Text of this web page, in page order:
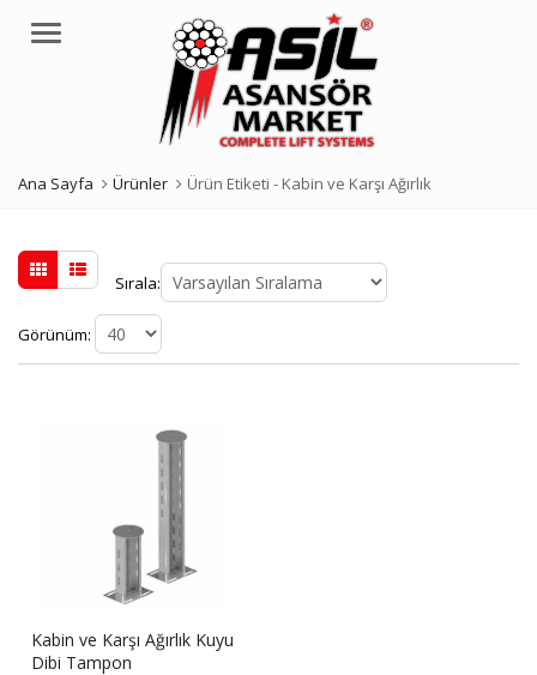
Menü
Ana Sayfa Ürünler Ürün Etiketi - Kabin ve Karşı Ağırlık
Sırala:
Görünüm:
Kabin ve Karşı Ağırlık Kuyu
Dibi Tampon